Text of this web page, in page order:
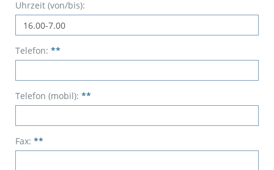
Uhrzeit (von/bis):
Telefon: **
Telefon (mobil): **
Fax: **